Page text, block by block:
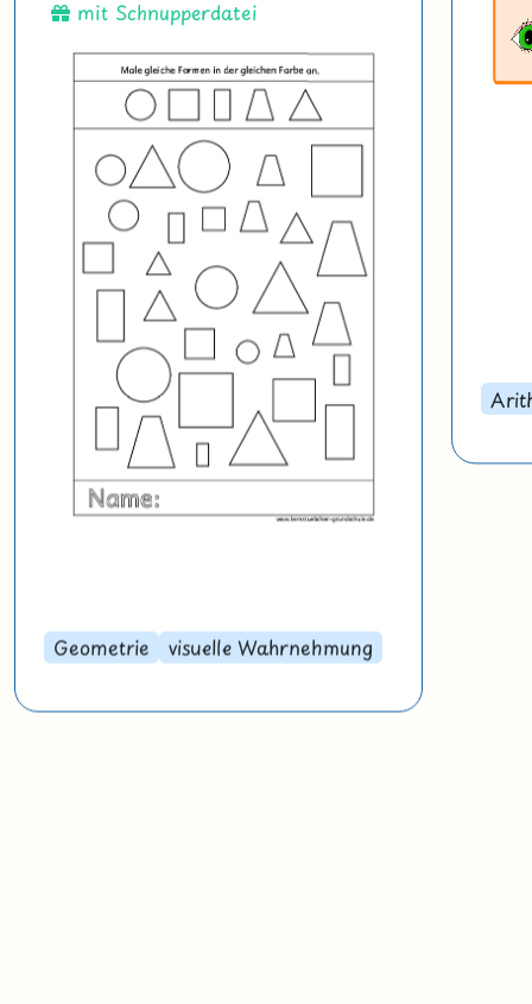
mit Schnupperdatei
Geometrie visuelle Wahrnehmung